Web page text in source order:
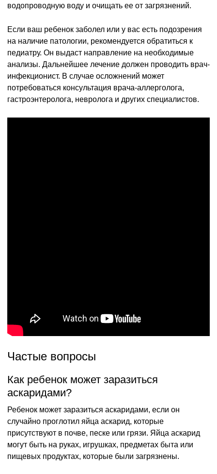
водопроводную воду и очищать ее от загрязнений.
Если ваш ребенок заболел или у вас есть подозрения
на наличие патологии, рекомендуется обратиться к
педиатру. Он выдаст направление на необходимые
анализы. Дальнейшее лечение должен проводить врач-
инфекционист. В случае осложнений может
потребоваться консультация врача-аллерголога,
гастроэнтеролога, невролога и других специалистов.
Частые вопросы
Как ребенок может заразиться
аскаридами?
Ребенок может заразиться аскаридами, если он
случайно проглотил яйца аскарид, которые
присутствуют в почве, песке или грязи. Яйца аскарид
могут быть на руках, игрушках, предметах быта или
пищевых продуктах, которые были загрязнены.